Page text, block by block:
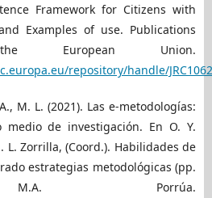
Framework for Citizens with
Examples of use. Publications
European Union.
repository/handle/
M. L. (2021). Las e-metodologías:
de investigación. En O. Y.
L. Zorrilla, (Coord.). Habilidades de
estrategias metodológicas (pp.
Porrúa.